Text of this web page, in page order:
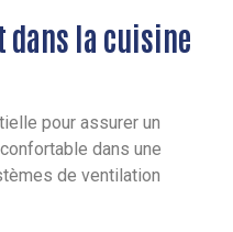
la cuisine
pour assurer un
dans une
de ventilation